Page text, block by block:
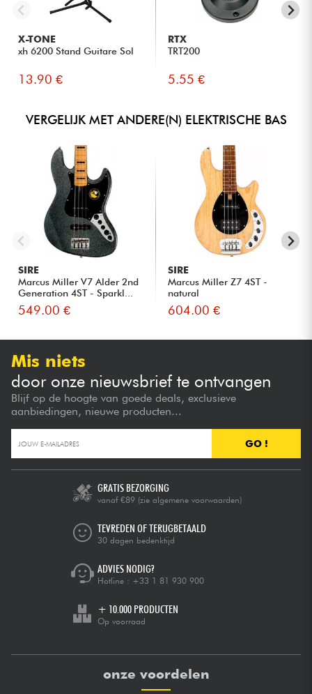
X-TONE
xh 6200 Stand Guitare Sol
13.90 €
RTX
TRT200
5.55 €
VERGELIJK MET ANDERE(N) ELEKTRISCHE BAS
SIRE
Marcus Miller V7 Alder 2nd
Generation 4ST - Sparkl...
549.00 €
SIRE
Marcus Miller Z7 4ST -
natural
604.00 €
Mis niets
door onze nieuwsbrief te ontvangen
Blijf op de hoogte van goede deals, exclusieve
aanbiedingen, nieuwe producten...
GO !
GRATIS BEZORGING
vanaf €89 (zie algemene voorwaarden)
TEVREDEN OF TERUGBETAALD
30 dagen bedenktijd
ADVIES NODIG?
Hotline : +33 1 81 930 900
+ 10.000 PRODUCTEN
Op voorraad
onze voordelen